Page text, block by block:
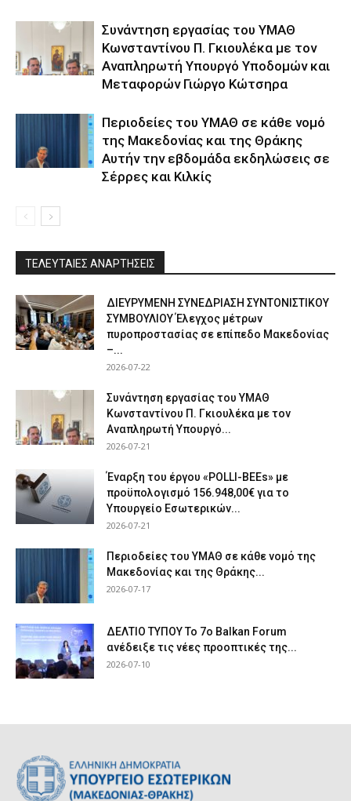
Συνάντηση εργασίας του ΥΜΑΘ
Κωνσταντίνου Π. Γκιουλέκα με τον
Αναπληρωτή Υπουργό Υποδομών και
Μεταφορών Γιώργο Κώτσηρα
Περιοδείες του ΥΜΑΘ σε κάθε νομό
της Μακεδονίας και της Θράκης
Αυτήν την εβδομάδα εκδηλώσεις σε
Σέρρες και Κιλκίς
ΤΕΛΕΥΤΑΙΕΣ ΑΝΑΡΤΗΣΕΙΣ
ΔΙΕΥΡΥΜΕΝΗ ΣΥΝΕΔΡΙΑΣΗ ΣΥΝΤΟΝΙΣΤΙΚΟΥ
ΣΥΜΒΟΥΛΙΟΥ Έλεγχος μέτρων
πυροπροστασίας σε επίπεδο Μακεδονίας
–...
2026-07-22
Συνάντηση εργασίας του ΥΜΑΘ
Κωνσταντίνου Π. Γκιουλέκα με τον
Αναπληρωτή Υπουργό...
2026-07-21
Έναρξη του έργου «POLLI-BEEs» με
προϋπολογισμό 156.948,00€ για το
Υπουργείο Εσωτερικών...
2026-07-21
Περιοδείες του ΥΜΑΘ σε κάθε νομό της
Μακεδονίας και της Θράκης...
2026-07-17
ΔΕΛΤΙΟ ΤΥΠΟΥ Το 7ο Balkan Forum
ανέδειξε τις νέες προοπτικές της...
2026-07-10